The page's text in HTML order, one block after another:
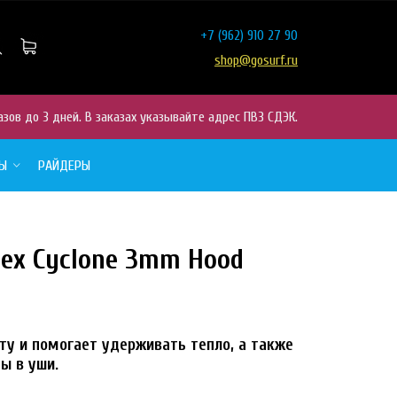
+7 (962) 910 27 90
shop@gosurf.ru
до 3 дней. В заказах указывайте адрес ПВЗ СДЭК.
РАЙДЕРЫ
Cyclone 3mm Hood
и помогает удерживать тепло, а также
в уши.